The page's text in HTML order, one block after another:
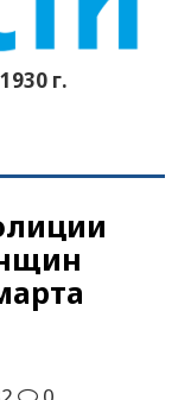
г.